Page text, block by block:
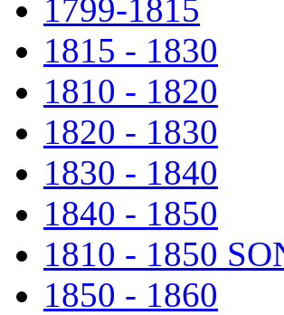
1799-1815
1815 - 1830
1810 - 1820
1820 - 1830
1830 - 1840
1840 - 1850
1810 - 1850
1850 - 1860